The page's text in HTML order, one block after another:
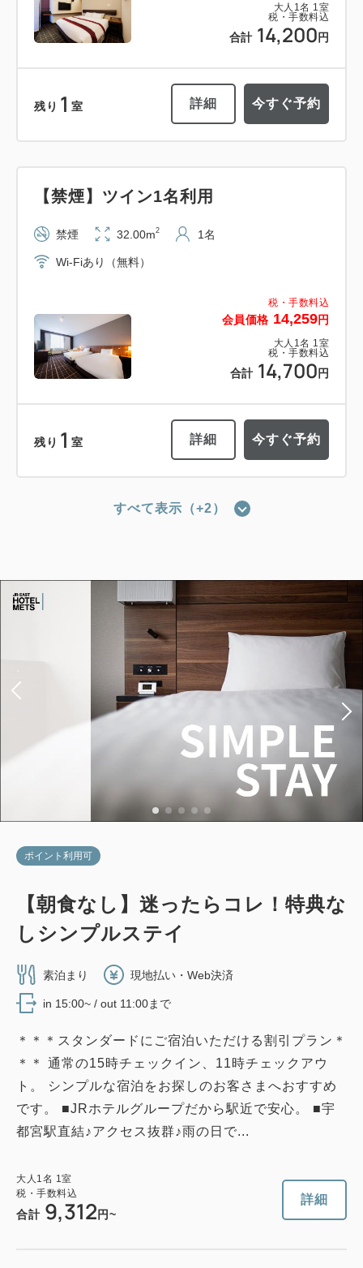
大人 1 名 1 室
税・手数料込
合計 14,200 円
残り 1 室 詳細 今すぐ予約
税・手数料込
会員価格 14,259円
大人 1 名 1 室
税・手数料込
合計 14,700 円
【禁煙】ツイン1名利用
禁煙 32.00m2 1名
Wi-Fiあり（無料）
残り 1 室 詳細 今すぐ予約
会員価格
合計 17,700円
2 1名
今すぐ予約
税・手数料込
合計 21,700円
残り1室 詳細
すべて表示（+2）
ポイント利用可
【朝食なし】迷ったらコレ！特典な
しシンプルステイ
素泊まり 現地払い・Web決済
in 15:00~ / out 11:00まで
＊＊＊スタンダードにご宿泊いただける割引プラン＊
＊＊ 通常の15時チェックイン、11時チェックアウ
ト。 シンプルな宿泊をお探しのお客さまへおすすめ
です。 ■JRホテルグループだから駅近で安心。 ■宇
都宮駅直結♪アクセス抜群♪雨の日で...
大人 1名 1室
税・手数料込
合計 9,312 円~
詳細